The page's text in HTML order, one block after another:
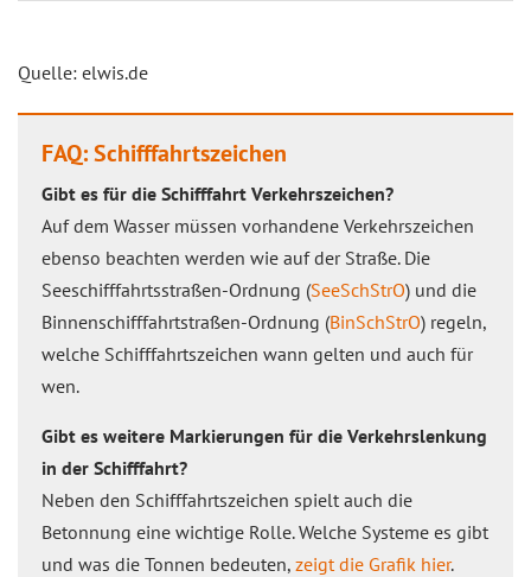
Quelle: elwis.de
FAQ: Schifffahrtszeichen
Gibt es für die Schifffahrt Verkehrszeichen?
Auf dem Wasser müssen vorhandene Verkehrszeichen
ebenso beachten werden wie auf der Straße. Die
Seeschifffahrtsstraßen-Ordnung (SeeSchStrO) und die
Binnenschifffahrtstraßen-Ordnung (BinSchStrO) regeln,
welche Schifffahrtszeichen wann gelten und auch für
wen.
Gibt es weitere Markierungen für die Verkehrslenkung
in der Schifffahrt?
Neben den Schifffahrtszeichen spielt auch die
Betonnung eine wichtige Rolle. Welche Systeme es gibt
und was die Tonnen bedeuten, zeigt die Grafik hier.